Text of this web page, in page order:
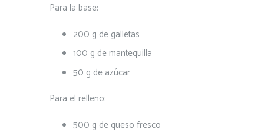
Para la base:
200 g de galletas
100 g de mantequilla
50 g de azúcar
Para el relleno:
500 g de queso fresco